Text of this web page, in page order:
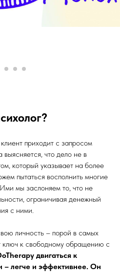
приходит с запросом
что дело не в
который указывает на более
пытаться восполнить многие
мы заслоняем то, что не
ограничивая денежный
с ними.
личность – порой в самых
к свободному обращению с
двигаться к
– легче и эффективнее. Он